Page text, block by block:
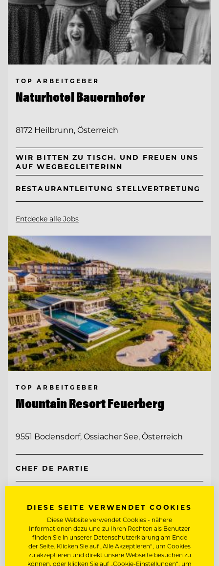
TOP ARBEITGEBER
Naturhotel Bauernhofer
8172 Heilbrunn, Österreich
WIR BITTEN ZU TISCH. UND FREUEN UNS
AUF WEGBEGLEITERINN
RESTAURANTLEITUNG STELLVERTRETUNG
Entdecke alle Jobs
TOP ARBEITGEBER
Mountain Resort Feuerberg
9551 Bodensdorf, Ossiacher See, Österreich
CHEF DE PARTIE
Entdecke alle Jobs
DIESE SEITE VERWENDET COOKIES
Diese Website verwendet Cookies - nähere
Informationen dazu und zu Ihren Rechten als Benutzer
finden Sie in unserer Datenschutzerklärung am Ende
der Seite. Klicken Sie auf „Alle Akzeptieren“, um Cookies
zu akzeptieren und direkt unsere Webseite besuchen zu
können, oder klicken Sie auf „Cookie-Einstellungen“, um